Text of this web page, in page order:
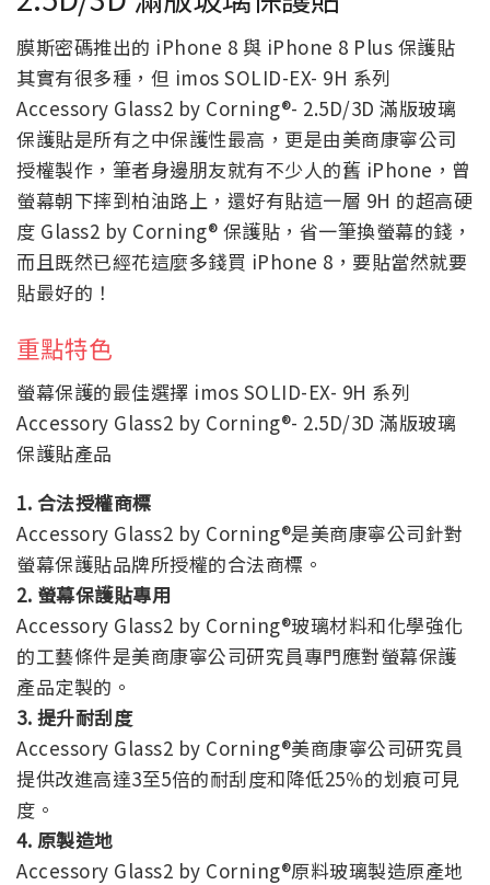
膜斯密碼推出的 iPhone 8 與 iPhone 8 Plus 保護貼
其實有很多種，但 imos SOLID-EX- 9H 系列
Accessory Glass2 by Corning®- 2.5D/3D 滿版玻璃
保護貼是所有之中保護性最高，更是由美商康寧公司
授權製作，筆者身邊朋友就有不少人的舊 iPhone，曾
螢幕朝下摔到柏油路上，還好有貼這一層 9H 的超高硬
度 Glass2 by Corning® 保護貼，省一筆換螢幕的錢，
而且既然已經花這麼多錢買 iPhone 8，要貼當然就要
貼最好的！
重點特色
螢幕保護的最佳選擇 imos SOLID-EX- 9H 系列
Accessory Glass2 by Corning®- 2.5D/3D 滿版玻璃
保護貼產品
1. 合法授權商標
Accessory Glass2 by Corning®是美商康寧公司針對
螢幕保護貼品牌所授權的合法商標。
2. 螢幕保護貼專用
Accessory Glass2 by Corning®玻璃材料和化學強化
的工藝條件是美商康寧公司研究員專門應對螢幕保護
產品定製的。
3. 提升耐刮度
Accessory Glass2 by Corning®美商康寧公司研究員
提供改進高達3至5倍的耐刮度和降低25％的划痕可見
度。
4. 原製造地
Accessory Glass2 by Corning®原料玻璃製造原產地